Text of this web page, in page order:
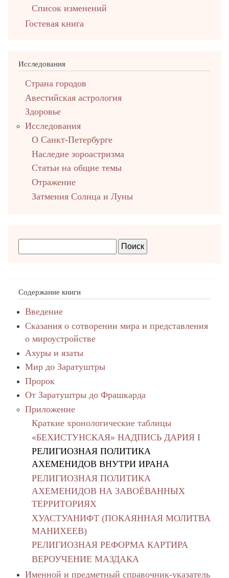
Список изменений
Гостевая книга
Исследования
Страна городов
Авестийская астрология
Здоровье
Исследования
О Санкт-Петербурге
Наследие зороастризма
Cтатьи на общие темы
Отражение
Затмения Солнца и Луны
Содержание книги
Введение
Сказания о сотворении мира и представления
о мироустройстве
Ахуры и язаты
Мир до Заратуштры
Пророк
От Заратуштры до Фрашкарда
Приложение
Краткие хронологические таблицы
«БЕХИСТУНСКАЯ» НАДПИСЬ ДАРИЯ I
РЕЛИГИОЗНАЯ ПОЛИТИКА
АХЕМЕНИДОВ ВНУТРИ ИРАНА
РЕЛИГИОЗНАЯ ПОЛИТИКА
АХЕМЕНИДОВ НА ЗАВОЁВАННЫХ
ТЕРРИТОРИЯХ
ХУАСТУАНИФТ (ПОКАЯННАЯ МОЛИТВА
МАНИХЕЕВ)
РЕЛИГИОЗНАЯ РЕФОРМА КАРТИРА
ВЕРОУЧЕНИЕ МАЗДАКА
Именной и предметный справочник-указатель